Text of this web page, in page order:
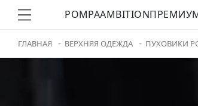
POMPAAMBITION
ГЛАВНАЯ ВЕРХНЯЯ ОДЕЖДА ПУХОВИКИ